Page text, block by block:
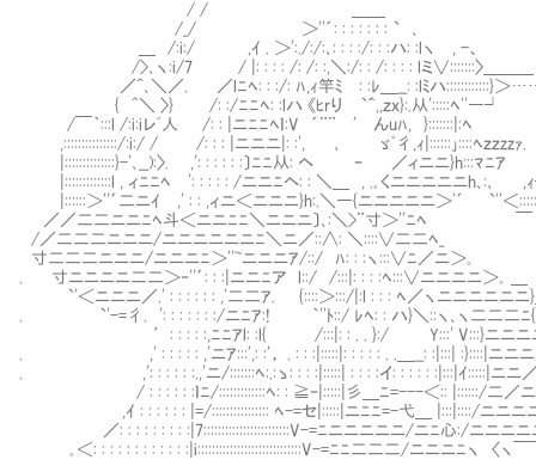
/ / ＿＿
/_/ ＞''´: : : : : : : ` ､
＿ /:i:/ ,ｲ . ＞':./:/:､: : : :/: : :ハ: :lヽ , -、
/>､ヽ:i/7 / |: : : : /: /: :,＼:/: : /: : : : lミ∨:::::::〉＿＿＿
／^､＼／. ／lﾆﾍ: : :/: ﾊ,ｨ竿ﾐⅥ: :ﾚ＿__: :lﾐハ::::::::::::}＞
{ ^＼ 〉} /: :/ﾆﾆﾍ: :lハ 《ﾋrり `＾,,ｚｘ}:.从':::::ﾍ''―┘
/￣｀:::l /:i:iレﾞ人 /: : |ニﾆﾆﾍｌ:V ´¨¨ ' んuﾊ, }:::::::|:ﾍ
,:::::::::::::::/:i:/ / /: : : |ニニニ|: :', ､ ゞﾟ彳,ｨ|::::::｣::::ﾍｚｚzzｧ.
|::::::::::::::}-'､__):〉. ,': : : : : :〕ﾆﾆ从: ヘ ｰ ／ィニニ}h:::ﾏﾆｱ
|:::::::::::::l , ィﾆﾆﾍ ': : : : : /ニニﾆヘ: : ＼＿ , .｡くニニニニニh､:､ ,
|::::::＞''´二ニｲ ,' : : ,ィニ＜ニニニ}h:.＼―{ニニニニニ＞'´ `''＜
／／二二ニニﾆﾍ斗＜ニニﾆﾆ＼ニニニ〕､:＼>¨寸＞''ﾆﾍ ￣
/／二二二ニニニ/ニニニニニニﾆ＼ニ／::∧: ＼::::∨二二ﾍ_ 東
寸二二二ニニニ/ニニニﾆ＞''~ニニニｱ/::/ ﾊ: : :ヽ:::∨ﾆ／ニ＞｡
. 寸ニニニニ二二＞‐''´: : :|ニニﾆア l::/ /:::|: : : :ﾍ:::∨ニニニニ＞｡
`'＜ニニニ／.' : : : : : : ,'二二ｱ. {::::＞:::/|:l : : : ﾍ／ヽニニニニニニ}
. `'-=彳. ': : : : : : :/ニﾆｱ:! ｀''ﾄ::/ ﾚﾍ: : ハ}＼::ヽ､ヽ二二二ﾆ{__
′: : : : :,ﾆﾆｱl: :l{ /:::|: : . . }:/ Y:::' V:::}ニニニニ心
. ,' : : : : : ,'ニｱ:::',: :'， . : : :|:::::|: : : : : . .＿__: :|:::| :}::::|ニニニ／
. ,': : : : : :.,'ニ/:::::::ﾍ:.:ゝ: : : :|:::::| : : : :イ: : : : : :|:::|ｲ:::::|ニニ／
/ : : : : : :ｌﾆ/:::::::::::::ﾍ: : ≧‐|:::::|彡＿ﾆ=---＜:: |::::::/二／ニニ
,ｲ : : : : : : |=/:::::::::::::::: ﾍ-=セ|:::::|ニﾆﾆ=-弋＿ |:::|::::/ニニニニニ
／: : : : : : : : :|7::::::::::::::::::::::::V-=ﾆニニニニニ/ニﾆ心:/ニニニニニ
｡＜: : : : : : : : : : : :|i:::::::::::::::::::::::::::::V-=ﾆﾆ二二二/ニニニﾆヽ 〈ヽ￣￣